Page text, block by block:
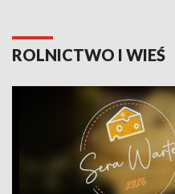
ROLNICTWO I WIEŚ